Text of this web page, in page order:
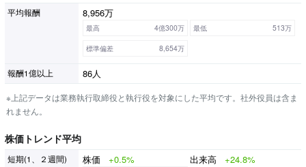
平均報酬 8,956万
最高 4億300万 最低
513万
標準偏差
8,654万
報酬1億以上 86人
※上記データは業務執行取締役と執行役を対象にした平均です。社外役員は含ま
れません。
株価トレンド平均
短期(1、２週間) 株価 +0.5% 出来高 +24.8%